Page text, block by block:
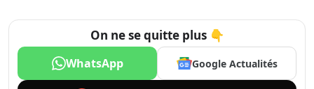
On ne se quitte plus 👇
WhatsApp Google Actualités